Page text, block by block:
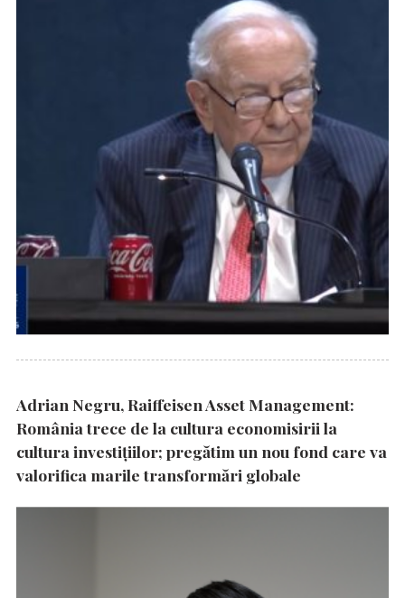
Adrian Negru, Raiffeisen Asset Management:
România trece de la cultura economisirii la
cultura investițiilor; pregătim un nou fond care va
valorifica marile transformări globale